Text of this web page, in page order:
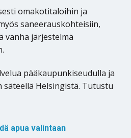
omakotitaloihin ja
saneerauskohteisiin,
vanha järjestelmä
pääkaupunkiseudulla ja
säteellä Helsingistä. Tutustu
apua valintaan